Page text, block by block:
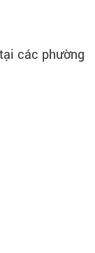
các phường